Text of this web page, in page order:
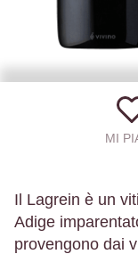
MI
Il Lagrein è un
Adige
provengono dai